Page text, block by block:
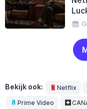
Bekijk ook: Netflix
Prime Video